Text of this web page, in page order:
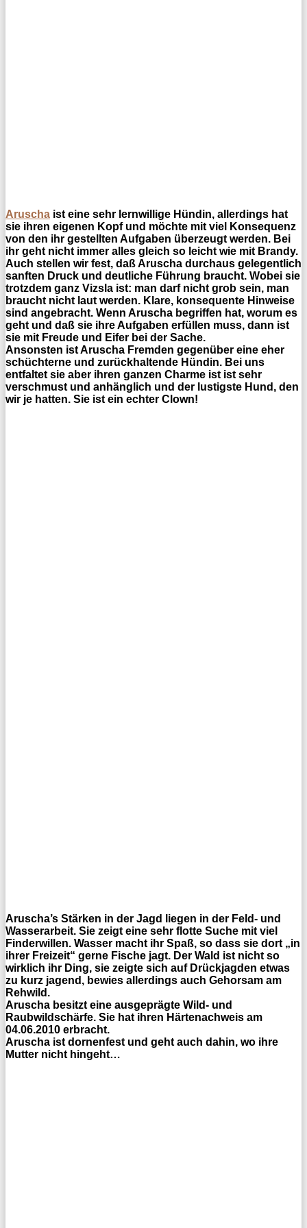
Aruscha ist eine sehr lernwillige Hündin, allerdings hat
sie ihren eigenen Kopf und möchte mit viel Konsequenz
von den ihr gestellten Aufgaben überzeugt werden. Bei
ihr geht nicht immer alles gleich so leicht wie mit Brandy.
Auch stellen wir fest, daß Aruscha durchaus gelegentlich
sanften Druck und deutliche Führung braucht. Wobei sie
trotzdem ganz Vizsla ist: man darf nicht grob sein, man
braucht nicht laut werden. Klare, konsequente Hinweise
sind angebracht. Wenn Aruscha begriffen hat, worum es
geht und daß sie ihre Aufgaben erfüllen muss, dann ist
sie mit Freude und Eifer bei der Sache.
Ansonsten ist Aruscha Fremden gegenüber eine eher
schüchterne und zurückhaltende Hündin. Bei uns
entfaltet sie aber ihren ganzen Charme ist ist sehr
verschmust und anhänglich und der lustigste Hund, den
wir je hatten. Sie ist ein echter Clown!
Aruscha’s Stärken in der Jagd liegen in der Feld- und
Wasserarbeit. Sie zeigt eine sehr flotte Suche mit viel
Finderwillen. Wasser macht ihr Spaß, so dass sie dort „in
ihrer Freizeit“ gerne Fische jagt. Der Wald ist nicht so
wirklich ihr Ding, sie zeigte sich auf Drückjagden etwas
zu kurz jagend, bewies allerdings auch Gehorsam am
Rehwild.
Aruscha besitzt eine ausgeprägte Wild- und
Raubwildschärfe. Sie hat ihren Härtenachweis am
04.06.2010 erbracht.
Aruscha ist dornenfest und geht auch dahin, wo ihre
Mutter nicht hingeht…